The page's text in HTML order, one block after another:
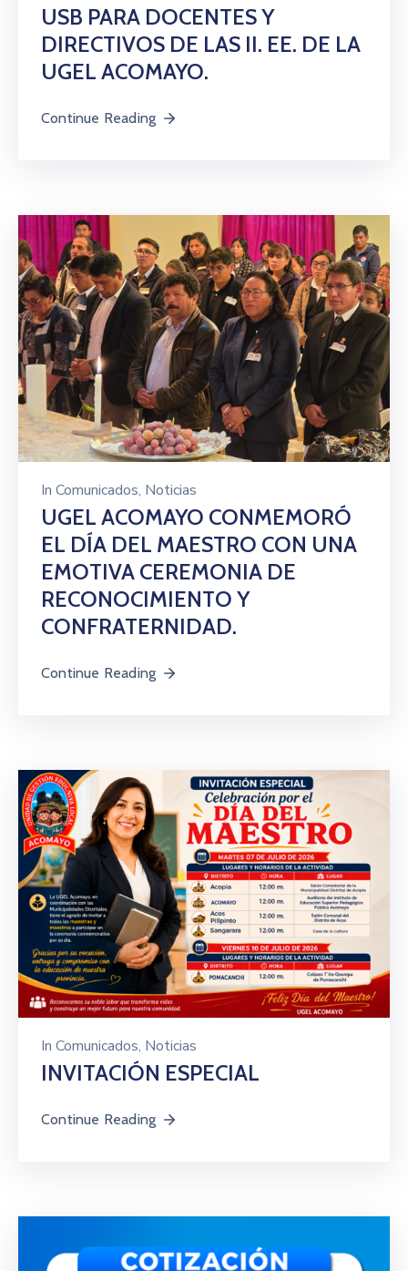
USB PARA DOCENTES Y
DIRECTIVOS DE LAS II. EE. DE LA
UGEL ACOMAYO.
Continue Reading
In Comunicados‚ Noticias
UGEL ACOMAYO CONMEMORÓ
EL DÍA DEL MAESTRO CON UNA
EMOTIVA CEREMONIA DE
RECONOCIMIENTO Y
CONFRATERNIDAD.
Continue Reading
In Comunicados‚ Noticias
INVITACIÓN ESPECIAL
Continue Reading